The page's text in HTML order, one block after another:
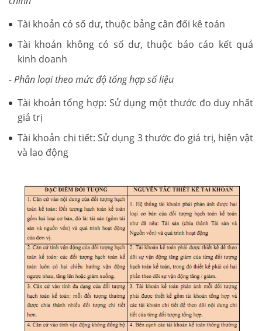
Tài khoản có số dư, thuộc bảng cân đối kê toán
Tài khoản không có số dư, thuộc báo cáo kết quả
kinh doanh
- Phân loại theo mức độ tổng hợp số liệu
Tài khoản tổng hợp: Sử dụng một thước đo duy nhất
giá trị
Tài khoản chi tiết: Sử dụng 3 thước đo giá trị, hiện vật
và lao động